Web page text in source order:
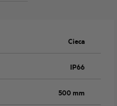
Cieca
IP66
500 mm